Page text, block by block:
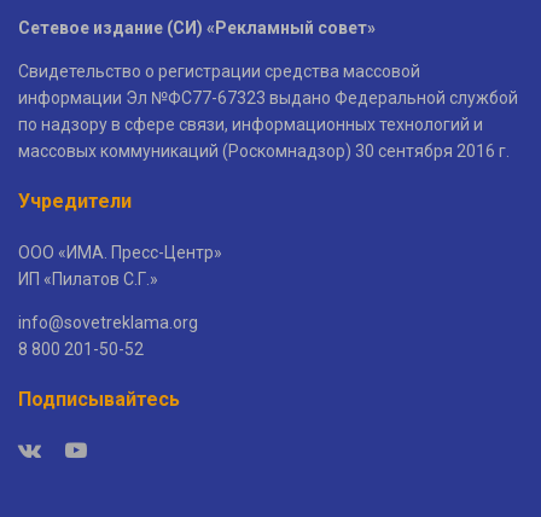
Сетевое издание (СИ) «Рекламный совет»
Свидетельство о регистрации средства массовой
информации Эл №ФС77-67323 выдано Федеральной службой
по надзору в сфере связи, информационных технологий и
массовых коммуникаций (Роскомнадзор) 30 сентября 2016 г.
Учредители
ООО «ИМА. Пресс-Центр»
ИП «Пилатов С.Г.»
info@sovetreklama.org
8 800 201-50-52
Подписывайтесь